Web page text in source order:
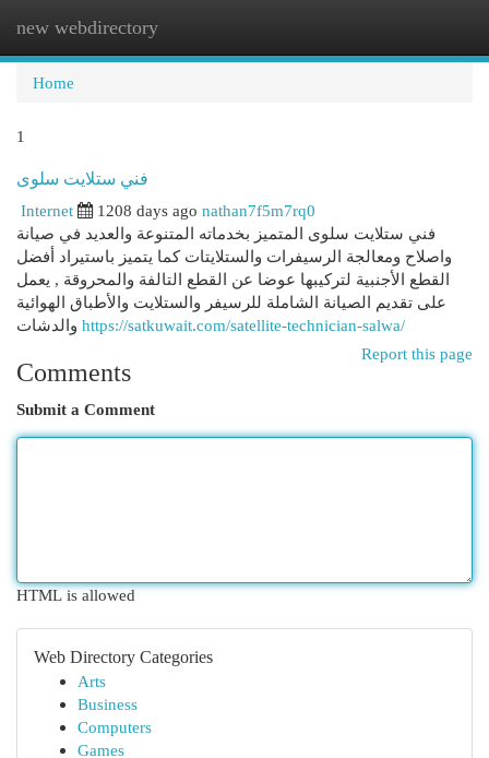
new webdirectory
Home
1
فني ستلايت سلوى
Internet
1208 days ago nathan7f5m7rq0
فني ستلايت سلوى المتميز بخدماته المتنوعة والعديد في صيانة
واصلاح ومعالجة الرسيفرات والستلايتات كما يتميز باستيراد أفضل
القطع الأجنبية لتركيبها عوضا عن القطع التالفة والمحروقة , يعمل
على تقديم الصيانة الشاملة للرسيفر والستلايت والأطباق الهوائية
https://satkuwait.com/satellite-technician-salwa/
Report this page
Comments
Submit a Comment
HTML is allowed
Web Directory Categories
Arts
Business
Computers
Games